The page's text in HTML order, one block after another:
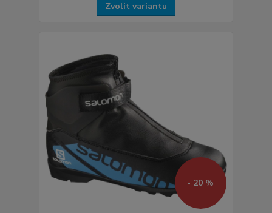
Zvolit variantu
- 20 %